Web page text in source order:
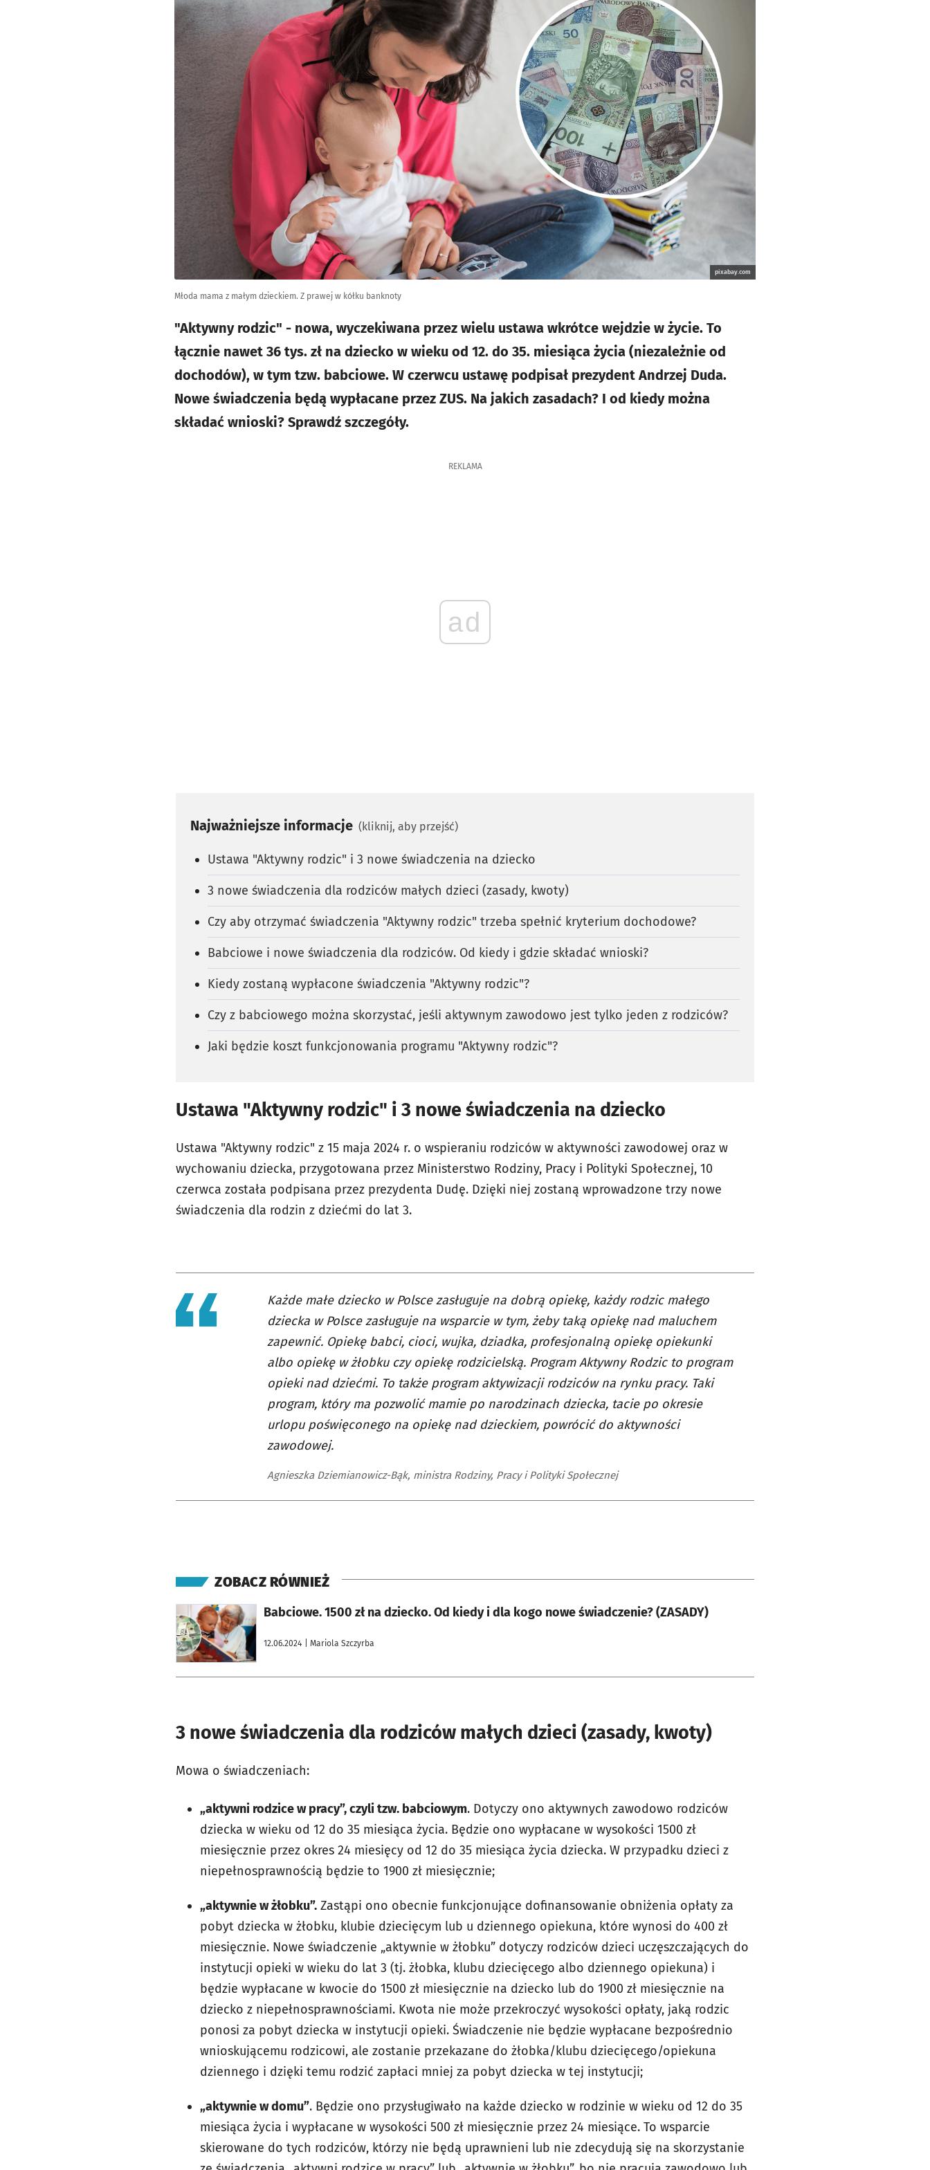
pixabay.com
Młoda mama z małym dzieckiem. Z prawej w kółku banknoty
"Aktywny rodzic" - nowa, wyczekiwana przez wielu ustawa wkrótce wejdzie w życie. To
łącznie nawet 36 tys. zł na dziecko w wieku od 12. do 35. miesiąca życia (niezależnie od
dochodów), w tym tzw. babciowe. W czerwcu ustawę podpisał prezydent Andrzej Duda.
Nowe świadczenia będą wypłacane przez ZUS. Na jakich zasadach? I od kiedy można
składać wnioski? Sprawdź szczegóły.
REKLAMA
ad
Najważniejsze informacje (kliknij, aby przejść)
Ustawa "Aktywny rodzic" i 3 nowe świadczenia na dziecko
3 nowe świadczenia dla rodziców małych dzieci (zasady, kwoty)
Czy aby otrzymać świadczenia "Aktywny rodzic" trzeba spełnić kryterium dochodowe?
Babciowe i nowe świadczenia dla rodziców. Od kiedy i gdzie składać wnioski?
Kiedy zostaną wypłacone świadczenia "Aktywny rodzic"?
Czy z babciowego można skorzystać, jeśli aktywnym zawodowo jest tylko jeden z rodziców?
Jaki będzie koszt funkcjonowania programu "Aktywny rodzic"?
Ustawa "Aktywny rodzic" i 3 nowe świadczenia na dziecko
Ustawa "Aktywny rodzic" z 15 maja 2024 r. o wspieraniu rodziców w aktywności zawodowej oraz w
wychowaniu dziecka, przygotowana przez Ministerstwo Rodziny, Pracy i Polityki Społecznej, 10
czerwca została podpisana przez prezydenta Dudę. Dzięki niej zostaną wprowadzone trzy nowe
świadczenia dla rodzin z dziećmi do lat 3.
Każde małe dziecko w Polsce zasługuje na dobrą opiekę, każdy rodzic małego
dziecka w Polsce zasługuje na wsparcie w tym, żeby taką opiekę nad maluchem
zapewnić. Opiekę babci, cioci, wujka, dziadka, profesjonalną opiekę opiekunki
albo opiekę w żłobku czy opiekę rodzicielską. Program Aktywny Rodzic to program
opieki nad dziećmi. To także program aktywizacji rodziców na rynku pracy. Taki
program, który ma pozwolić mamie po narodzinach dziecka, tacie po okresie
urlopu poświęconego na opiekę nad dzieckiem, powrócić do aktywności
zawodowej.
Agnieszka Dziemianowicz-Bąk, ministra Rodziny, Pracy i Polityki Społecznej
ZOBACZ RÓWNIEŻ
Babciowe. 1500 zł na dziecko. Od kiedy i dla kogo nowe świadczenie? (ZASADY)
12.06.2024 | Mariola Szczyrba
otworzy się w nowej karcie
3 nowe świadczenia dla rodziców małych dzieci (zasady, kwoty)
Mowa o świadczeniach:
„aktywni rodzice w pracy”, czyli tzw. babciowym. Dotyczy ono aktywnych zawodowo rodziców
dziecka w wieku od 12 do 35 miesiąca życia. Będzie ono wypłacane w wysokości 1500 zł
miesięcznie przez okres 24 miesięcy od 12 do 35 miesiąca życia dziecka. W przypadku dzieci z
niepełnosprawnością będzie to 1900 zł miesięcznie;
„aktywnie w żłobku”. Zastąpi ono obecnie funkcjonujące dofinansowanie obniżenia opłaty za
pobyt dziecka w żłobku, klubie dziecięcym lub u dziennego opiekuna, które wynosi do 400 zł
miesięcznie. Nowe świadczenie „aktywnie w żłobku” dotyczy rodziców dzieci uczęszczających do
instytucji opieki w wieku do lat 3 (tj. żłobka, klubu dziecięcego albo dziennego opiekuna) i
będzie wypłacane w kwocie do 1500 zł miesięcznie na dziecko lub do 1900 zł miesięcznie na
dziecko z niepełnosprawnościami. Kwota nie może przekroczyć wysokości opłaty, jaką rodzic
ponosi za pobyt dziecka w instytucji opieki. Świadczenie nie będzie wypłacane bezpośrednio
wnioskującemu rodzicowi, ale zostanie przekazane do żłobka/klubu dziecięcego/opiekuna
dziennego i dzięki temu rodzić zapłaci mniej za pobyt dziecka w tej instytucji;
„aktywnie w domu”. Będzie ono przysługiwało na każde dziecko w rodzinie w wieku od 12 do 35
miesiąca życia i wypłacane w wysokości 500 zł miesięcznie przez 24 miesiące. To wsparcie
skierowane do tych rodziców, którzy nie będą uprawnieni lub nie zdecydują się na skorzystanie